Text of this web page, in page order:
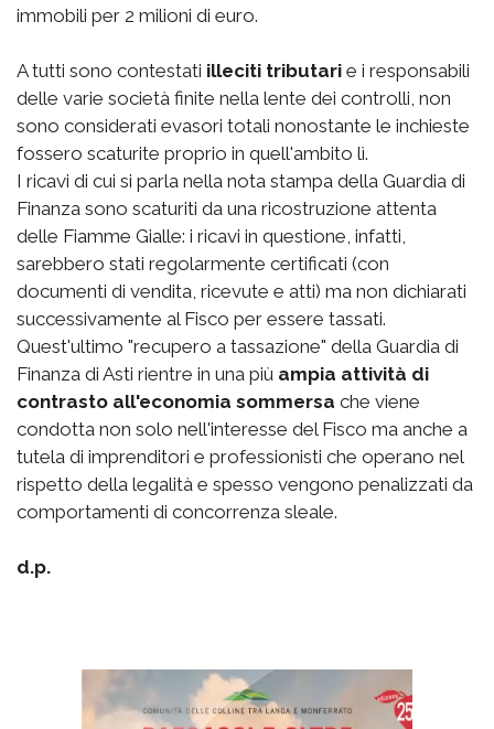
immobili per 2 milioni di euro.
A tutti sono contestati illeciti tributari e i responsabili
delle varie società finite nella lente dei controlli, non
sono considerati evasori totali nonostante le inchieste
fossero scaturite proprio in quell'ambito lì.
I ricavi di cui si parla nella nota stampa della Guardia di
Finanza sono scaturiti da una ricostruzione attenta
delle Fiamme Gialle: i ricavi in questione, infatti,
sarebbero stati regolarmente certificati (con
documenti di vendita, ricevute e atti) ma non dichiarati
successivamente al Fisco per essere tassati.
Quest'ultimo "recupero a tassazione" della Guardia di
Finanza di Asti rientre in una più ampia attività di
contrasto all'economia sommersa che viene
condotta non solo nell'interesse del Fisco ma anche a
tutela di imprenditori e professionisti che operano nel
rispetto della legalità e spesso vengono penalizzati da
comportamenti di concorrenza sleale.
d.p.